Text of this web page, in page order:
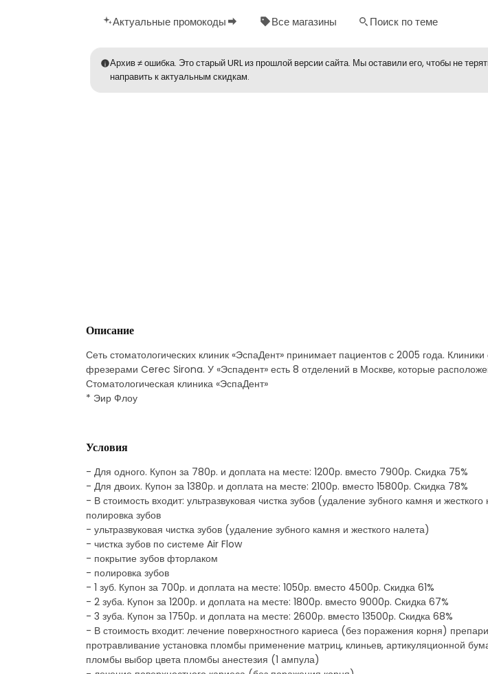
Актуальные промокоды Все магазины Поиск по теме
Архив ≠ ошибка. Это старый URL из прошлой версии сайта. Мы оставили его, чтобы не
направить к актуальным скидкам.
Описание
Сеть стоматологических клиник «ЭспаДент» принимает пациентов с 2005 года.
фрезерами Cerec Sirona. У «Эспадент» есть 8 отделений в Москве, которые
Стоматологическая клиника «ЭспаДент»
* Эир Флоу
Условия
- Для одного. Купон за 780р. и доплата на месте: 1200р. вместо 7900р. Скидка 75%
- Для двоих. Купон за 1380р. и доплата на месте: 2100р. вместо 15800р. Скидка 78%
- В стоимость входит: ультразвуковая чистка зубов (удаление зубного камня и
полировка зубов
- ультразвуковая чистка зубов (удаление зубного камня и жесткого налета)
- чистка зубов по системе Air Flow
- покрытие зубов фторлаком
- полировка зубов
- 1 зуб. Купон за 700р. и доплата на месте: 1050р. вместо 4500р. Скидка 61%
- 2 зуба. Купон за 1200р. и доплата на месте: 1800р. вместо 9000р. Скидка 67%
- 3 зуба. Купон за 1750р. и доплата на месте: 2600р. вместо 13500р. Скидка 68%
- В стоимость входит: лечение поверхностного кариеса (без поражения корня)
протравливание установка пломбы применение матриц, клиньев, артикуляционной
пломбы выбор цвета пломбы анестезия (1 ампула)